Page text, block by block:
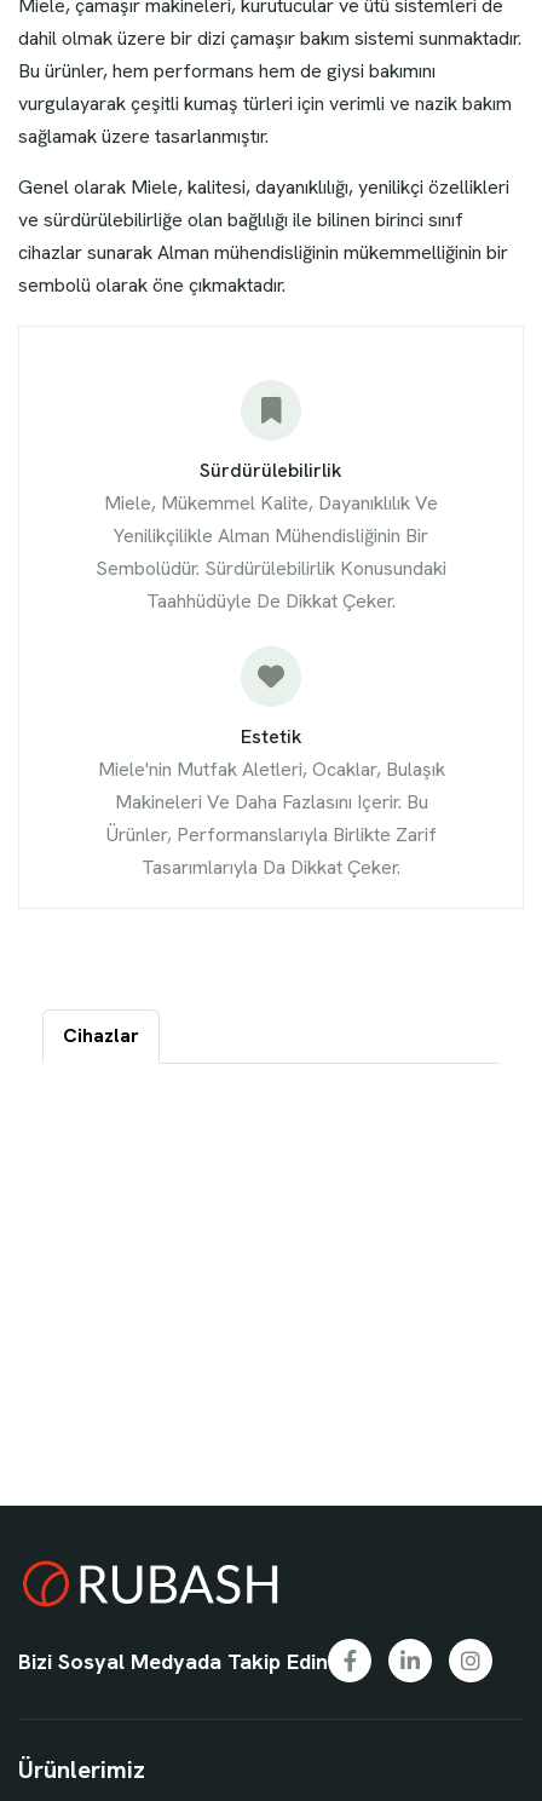
dahil olmak üzere bir dizi çamaşır bakım sistemi sunmaktadır.
Bu ürünler, hem performans hem de giysi bakımını
vurgulayarak çeşitli kumaş türleri için verimli ve nazik bakım
sağlamak üzere tasarlanmıştır.
Genel olarak Miele, kalitesi, dayanıklılığı, yenilikçi özellikleri
ve sürdürülebilirliğe olan bağlılığı ile bilinen birinci sınıf
cihazlar sunarak Alman mühendisliğinin mükemmelliğinin bir
sembolü olarak öne çıkmaktadır.
Sürdürülebilirlik
Miele, Mükemmel Kalite, Dayanıklılık Ve
Yenilikçilikle Alman Mühendisliğinin Bir
Sembolüdür. Sürdürülebilirlik Konusundaki
Taahhüdüyle De Dikkat Çeker.
Estetik
Miele'nin Mutfak Aletleri, Ocaklar, Bulaşık
Makineleri Ve Daha Fazlasını Içerir. Bu
Ürünler, Performanslarıyla Birlikte Zarif
Tasarımlarıyla Da Dikkat Çeker.
Cihazlar
Bizi Sosyal Medyada Takip Edin
Ürünlerimiz